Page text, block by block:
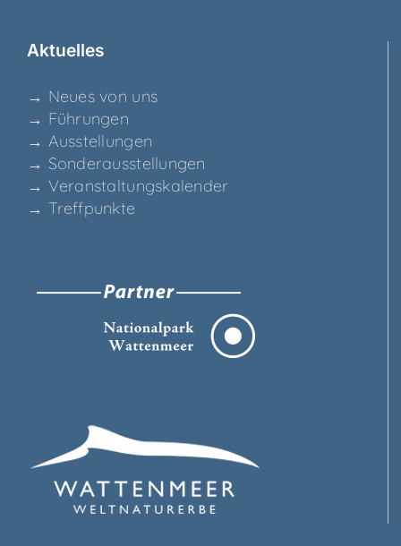
Aktu­el­les
→ Neu­es von uns
→ Füh­run­gen
→ Aus­stel­lun­gen
→ Son­der­aus­stel­lun­gen
→ Ver­an­stal­tungs­ka­len­der
→ Treff­punk­te